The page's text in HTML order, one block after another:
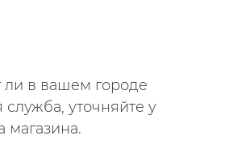
ли в вашем городе
служба, уточняйте у
магазина.